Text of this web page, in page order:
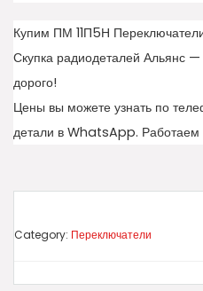
Купим ПМ 11П5Н
Скупка радиодеталей Альянс
дорого!
Цены вы можете узнать по
детали в WhatsApp. Работаем
Category: Переключатели